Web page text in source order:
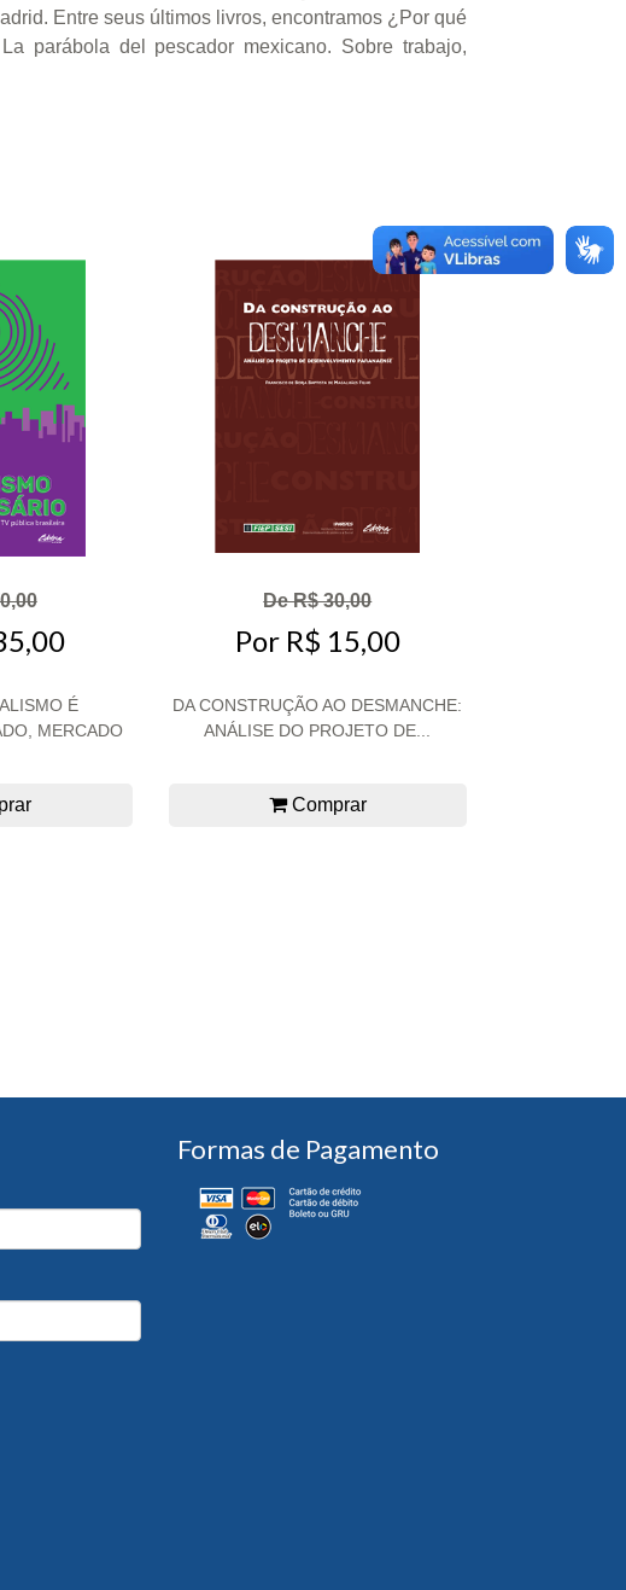
Entre seus últimos livros, encontramos ¿Por qué
parábola del pescador mexicano. Sobre trabajo,
É
MERCADO
De R$ 30,00
Por R$ 15,00
DA CONSTRUÇÃO AO DESMANCHE:
ANÁLISE DO PROJETO DE...
Comprar
Formas de Pagamento